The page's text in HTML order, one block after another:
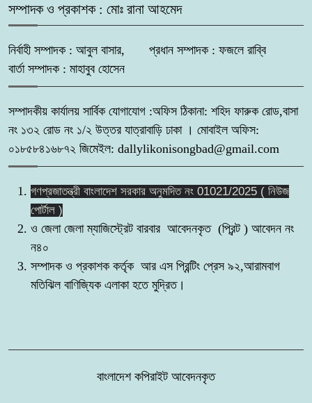
আটক, ভ্রাম্যমাণ আদালতে দুইজনের
৬
ঘোলে কোস্টগার্ডের আধুনিক পানির প্ল্যান্ট
কোটচাঁদপুরে চাঞ্চল্যকর চোরচক্রের ৪ সদস্য
গ্রেপ্তার,উদ্ধার ২টি মোবাইল।
পুটিজানায় মাদকবিরোধী মোবাইল কোর্ট, মাদক
বোতল ESKUF সিরাপসহ মাদক ব্যবসায়ী
গ্রেফতার
১০
সম্পাদক ও প্রকাশক : মোঃ রানা আহমেদ
নির্বাহী সম্পাদক : আবুল বাসার, প্রধান সম্পাদক : ফজলে রাব্বি
বার্তা সম্পাদক : মাহাবুব হোসেন
সম্পাদকীয় কার্যালয় সার্বিক যোগাযোগ :অফিস ঠিকানা: শহিদ ফারুক রোড,বাসা
নং ১৩২ রোড নং ১/২ উত্তর যাত্রাবাড়ি ঢাকা । মোবাইল অফিস:
০১৮৫৮৪১৬৮৭২ জিমেইল: dallylikonisongbad@gmail.com
গণপ্রজাতন্ত্রী বাংলাদেশ সরকার অনুমদিত নং 01021/2025 ( নিউজ
পোর্টাল )
ও জেলা জেলা ম্যাজিস্ট্রেট বারবার আবেদনকৃত (প্রিন্ট ) আবেদন নং
ন৪০
সম্পাদক ও প্রকাশক কর্তৃক আর এস প্রিন্টিং প্রেস ৯২,আরামবাগ
মতিঝিল বাণিজ্যিক এলাকা হতে মুদ্রিত।
বাংলাদেশ কপিরাইট আবেদনকৃত